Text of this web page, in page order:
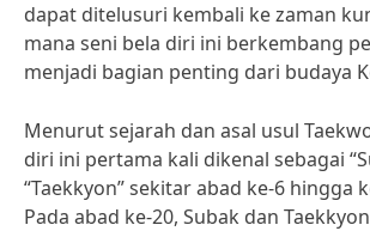
dapat ditelusuri kembali ke zaman
mana seni bela diri ini berkembang
menjadi bagian penting dari budaya
Menurut sejarah dan asal usul
diri ini pertama kali dikenal sebagai
“Taekkyon” sekitar abad ke-6 hingga
Pada abad ke-20, Subak dan